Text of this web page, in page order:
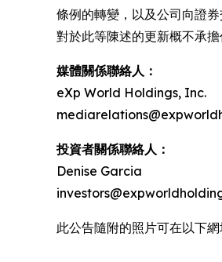
條例的轉變，以及公司向證
對於此等陳述的更新概不承擔
媒體關係聯絡人：
eXp World Holdings, Inc.
投資者關係聯絡人：
Denise Garcia
此公告隨附的照片可在以下網